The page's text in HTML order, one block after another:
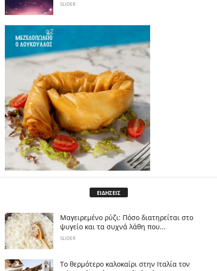
SLIDER
ΕΙΔΗΣΕΙΣ
Μαγειρεμένο ρύζι: Πόσο διατηρείται στο
ψυγείο και τα συχνά λάθη που...
SLIDER
Το θερμότερο καλοκαίρι στην Ιταλία τον